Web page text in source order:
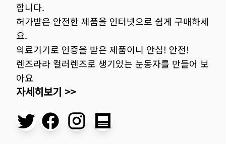
합니다.
허가받은 안전한 제품을 인터넷으로 쉽게 구매하세
요.
의료기기로 인증을 받은 제품이니 안심! 안전!
렌즈라라 컬러렌즈로 생기있는 눈동자를 만들어 보
아요
자세히보기 >>